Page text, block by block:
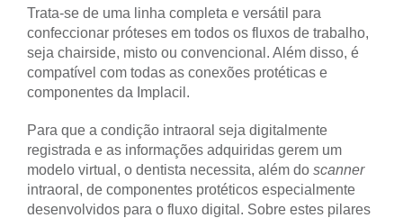
Trata-se de uma linha completa e versátil para
confeccionar próteses em todos os fluxos de trabalho,
seja chairside, misto ou convencional. Além disso, é
compatível com todas as conexões protéticas e
componentes da Implacil.
Para que a condição intraoral seja digitalmente
registrada e as informações adquiridas gerem um
modelo virtual, o dentista necessita, além do scanner
intraoral, de componentes protéticos especialmente
desenvolvidos para o fluxo digital. Sobre estes pilares